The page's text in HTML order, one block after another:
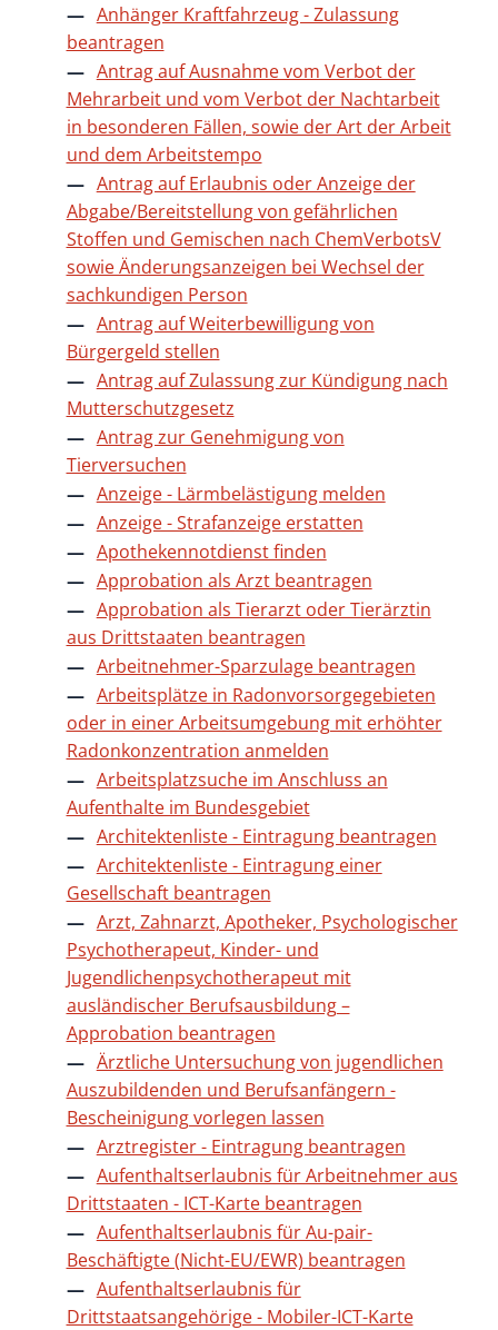
Anhänger Kraftfahrzeug - Zulassung
beantragen
Antrag auf Ausnahme vom Verbot der
Mehrarbeit und vom Verbot der Nachtarbeit
in besonderen Fällen, sowie der Art der Arbeit
und dem Arbeitstempo
Antrag auf Erlaubnis oder Anzeige der
Abgabe/Bereitstellung von gefährlichen
Stoffen und Gemischen nach ChemVerbotsV
sowie Änderungsanzeigen bei Wechsel der
sachkundigen Person
Antrag auf Weiterbewilligung von
Bürgergeld stellen
Antrag auf Zulassung zur Kündigung nach
Mutterschutzgesetz
Antrag zur Genehmigung von
Tierversuchen
Anzeige - Lärmbelästigung melden
Anzeige - Strafanzeige erstatten
Apothekennotdienst finden
Approbation als Arzt beantragen
Approbation als Tierarzt oder Tierärztin
aus Drittstaaten beantragen
Arbeitnehmer-Sparzulage beantragen
Arbeitsplätze in Radonvorsorgegebieten
oder in einer Arbeitsumgebung mit erhöhter
Radonkonzentration anmelden
Arbeitsplatzsuche im Anschluss an
Aufenthalte im Bundesgebiet
Architektenliste - Eintragung beantragen
Architektenliste - Eintragung einer
Gesellschaft beantragen
Arzt, Zahnarzt, Apotheker, Psychologischer
Psychotherapeut, Kinder- und
Jugendlichenpsychotherapeut mit
ausländischer Berufsausbildung –
Approbation beantragen
Ärztliche Untersuchung von jugendlichen
Auszubildenden und Berufsanfängern -
Bescheinigung vorlegen lassen
Arztregister - Eintragung beantragen
Aufenthaltserlaubnis für Arbeitnehmer aus
Drittstaaten - ICT-Karte beantragen
Aufenthaltserlaubnis für Au-pair-
Beschäftigte (Nicht-EU/EWR) beantragen
Aufenthaltserlaubnis für
Drittstaatsangehörige - Mobiler-ICT-Karte